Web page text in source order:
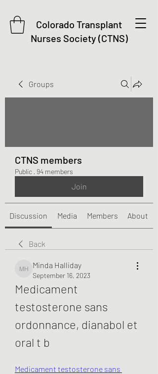
Colorado Transplant
Nurses Society (CTNS)
Groups
CTNS members
Public · 94 members
Join
Discussion Media Members About
Back
Minda Halliday
Minda Halliday
September 16, 2023
Medicament
testosterone sans
ordonnance, dianabol et
oral t b
Medicament testosterone sans